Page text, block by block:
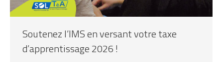
Soutenez l’IMS en versant votre taxe
d’apprentissage 2026 !